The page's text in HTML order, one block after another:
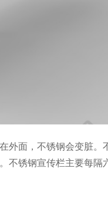
外面，不锈钢会变脏。
不锈钢宣传栏主要每隔